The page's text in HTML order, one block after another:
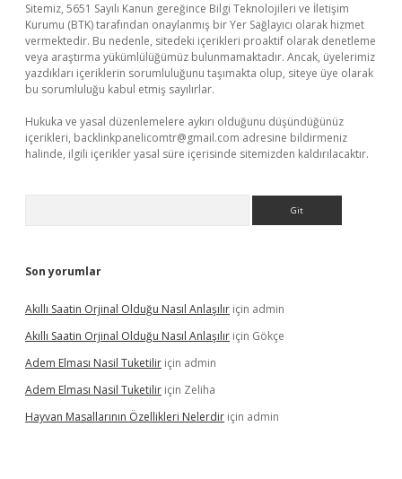
Sitemiz, 5651 Sayılı Kanun gereğince Bilgi Teknolojileri ve İletişim
Kurumu (BTK) tarafından onaylanmış bir Yer Sağlayıcı olarak hizmet
vermektedir. Bu nedenle, sitedeki içerikleri proaktif olarak denetleme
veya araştırma yükümlülüğümüz bulunmamaktadır. Ancak, üyelerimiz
yazdıkları içeriklerin sorumluluğunu taşımakta olup, siteye üye olarak
bu sorumluluğu kabul etmiş sayılırlar.
Hukuka ve yasal düzenlemelere aykırı olduğunu düşündüğünüz
içerikleri, backlinkpanelicomtr@gmail.com adresine bildirmeniz
halinde, ilgili içerikler yasal süre içerisinde sitemizden kaldırılacaktır.
Son yorumlar
Akıllı Saatin Orjinal Olduğu Nasıl Anlaşılır için admin
Akıllı Saatin Orjinal Olduğu Nasıl Anlaşılır için Gökçe
Adem Elması Nasil Tuketilir için admin
Adem Elması Nasil Tuketilir için Zeliha
Hayvan Masallarının Özellikleri Nelerdir için admin